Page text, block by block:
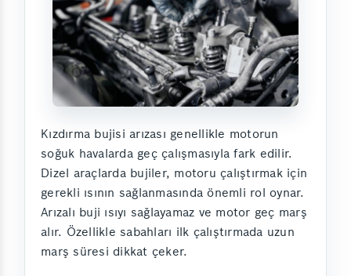
Kızdırma bujisi arızası genellikle motorun
soğuk havalarda geç çalışmasıyla fark edilir.
Dizel araçlarda bujiler, motoru çalıştırmak için
gerekli ısının sağlanmasında önemli rol oynar.
Arızalı buji ısıyı sağlayamaz ve motor geç marş
alır. Özellikle sabahları ilk çalıştırmada uzun
marş süresi dikkat çeker.